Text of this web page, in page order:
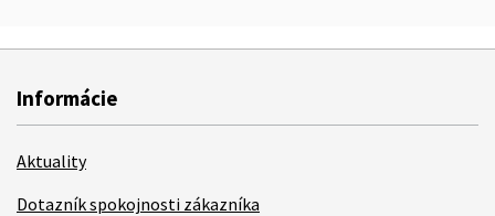
Informácie
Aktuality
Dotazník spokojnosti zákazníka